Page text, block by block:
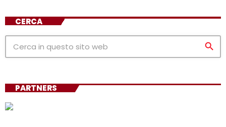
CERCA
search
PARTNERS